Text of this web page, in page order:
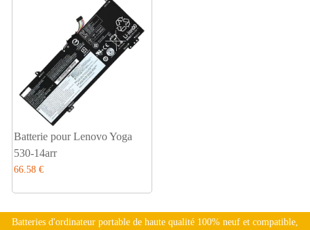
Batterie pour Lenovo Yoga
530-14arr
66.58 €
Batteries d'ordinateur portable de haute qualité 100% neuf et compatible,